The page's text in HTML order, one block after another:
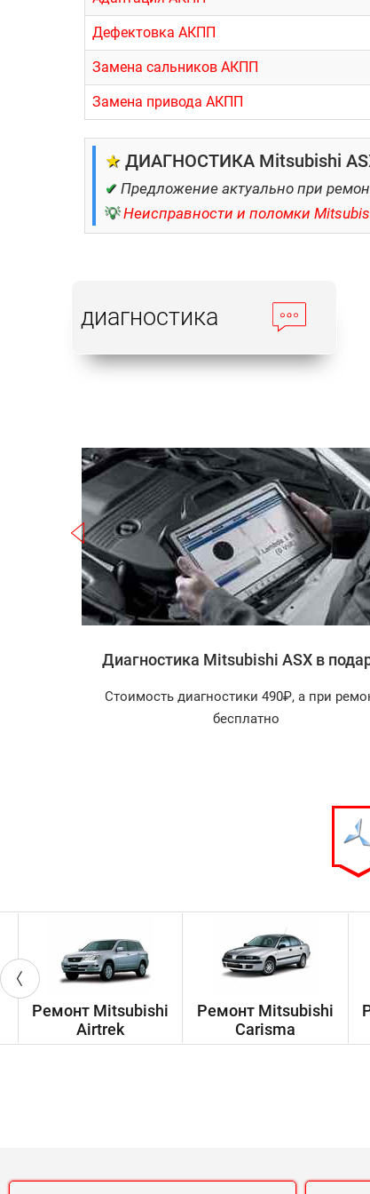
Дефектовка АКПП
Замена сальников АКПП
Замена привода АКПП
★ ДИАГНОСТИКА Mitsubishi
✔ Предложение актуально при
💡 Неисправности и поломки
диагностика
Записаться
Диагностика Mitsubishi ASX в
Стоимость диагностики 490₽, а при
бесплатно
Ремонт Mitsubishi
Airtrek
Ремонт Mitsubishi
Carisma